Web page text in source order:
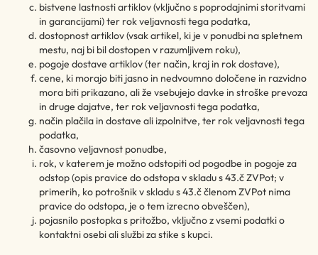
bistvene lastnosti artiklov (vključno s poprodajnimi storitvami
in garancijami) ter rok veljavnosti tega podatka,
dostopnost artiklov (vsak artikel, ki je v ponudbi na spletnem
mestu, naj bi bil dostopen v razumljivem roku),
pogoje dostave artiklov (ter način, kraj in rok dostave),
cene, ki morajo biti jasno in nedvoumno določene in razvidno
mora biti prikazano, ali že vsebujejo davke in stroške prevoza
in druge dajatve, ter rok veljavnosti tega podatka,
način plačila in dostave ali izpolnitve, ter rok veljavnosti tega
podatka,
časovno veljavnost ponudbe,
rok, v katerem je možno odstopiti od pogodbe in pogoje za
odstop (opis pravice do odstopa v skladu s 43.č ZVPot; v
primerih, ko potrošnik v skladu s 43.č členom ZVPot nima
pravice do odstopa, je o tem izrecno obveščen),
pojasnilo postopka s pritožbo, vključno z vsemi podatki o
kontaktni osebi ali službi za stike s kupci.